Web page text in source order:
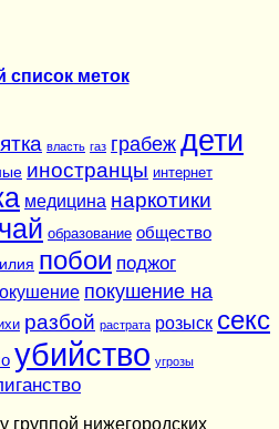
список меток
власть газ грабеж дети
иностранцы интернет
медицина наркотики
образование общество
побои поджог
покушение на
разбой растрата розыск секс
убийство угрозы
группой нижегородских